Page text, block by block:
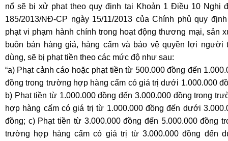
nổ sẽ bị xử phạt theo quy định tại Khoản 1 Điều 10 Nghị
185/2013/NĐ-CP ngày 15/11/2013 của Chính phủ quy
phạt vi phạm hành chính trong hoạt động thương mại, sản
buôn bán hàng giả, hàng cấm và bảo vệ quyền lợi người
dùng, sẽ bị phạt tiền theo các mức độ như sau:
“a) Phạt cảnh cáo hoặc phạt tiền từ 500.000 đồng đến
đồng trong trường hợp hàng cấm có giá trị dưới 1.000.000
b) Phạt tiền từ 1.000.000 đồng đến 3.000.000 đồng trong
hợp hàng cấm có giá trị từ 1.000.000 đồng đến dưới
đồng; c) Phạt tiền từ 3.000.000 đồng đến 5.000.000 đồng
trường hợp hàng cấm có giá trị từ 3.000.000 đồng đến